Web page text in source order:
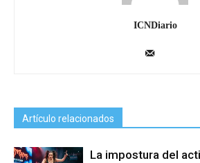
ICNDiario
Artículo relacionados
La impostura del